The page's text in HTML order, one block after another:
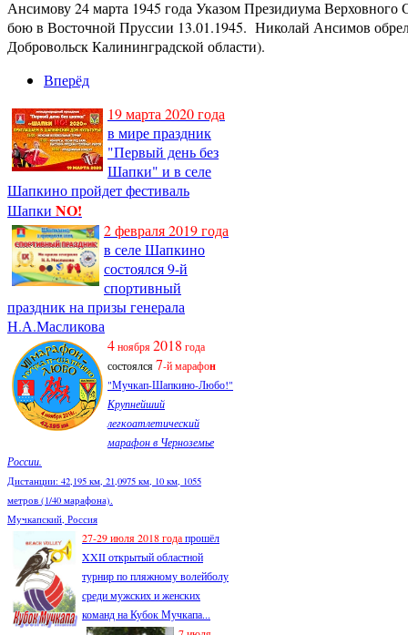
Ансимову 24 марта 1945 года Указом Президиума
бою в Восточной Пруссии 13.01.1945. Николай Ансимов
Добровольск Калининградской области).
Вперёд
19 марта 2020 года
в мире праздник
"Первый день без
Шапки" и в селе
Шапкино пройдет фестиваль
Шапки NO!
2 февраля 2019 года
в селе Шапкино
состоялся 9-й
спортивный
праздник на призы генерала
Н.А.Масликова
4ноября2018 года
состоялся7-й марафон
"Мучкап-Шапкино-Любо!"
Крупнейший
легкоатлетический
марафон в Черноземье
России.
Дистанции: 42,195 км, 21,0975 км, 10 км, 1055
метров (1/40 марафона).
Мучкапский, Россия
27-29 июля 2018 годапрошёл
XXII открытый областной
турнир по пляжному волейболу
среди мужских и женских
команд на Кубок Мучкапа...